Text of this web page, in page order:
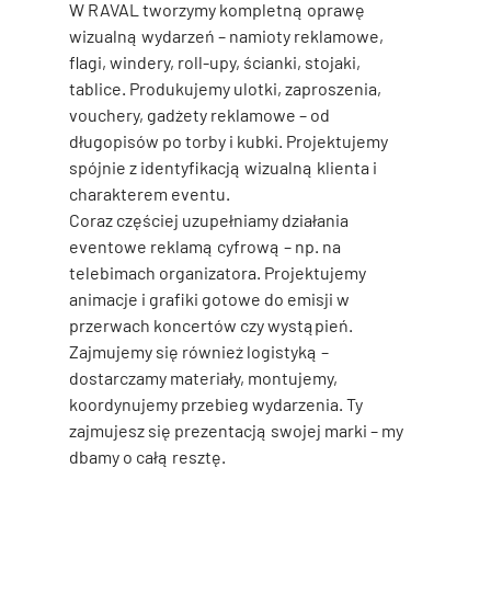
W RAVAL tworzymy kompletną oprawę
wizualną wydarzeń – namioty reklamowe,
flagi, windery, roll-upy, ścianki, stojaki,
tablice. Produkujemy ulotki, zaproszenia,
vouchery, gadżety reklamowe – od
długopisów po torby i kubki. Projektujemy
spójnie z identyfikacją wizualną klienta i
charakterem eventu.
Coraz częściej uzupełniamy działania
eventowe reklamą cyfrową – np. na
telebimach organizatora. Projektujemy
animacje i grafiki gotowe do emisji w
przerwach koncertów czy wystąpień.
Zajmujemy się również logistyką –
dostarczamy materiały, montujemy,
koordynujemy przebieg wydarzenia. Ty
zajmujesz się prezentacją swojej marki – my
dbamy o całą resztę.